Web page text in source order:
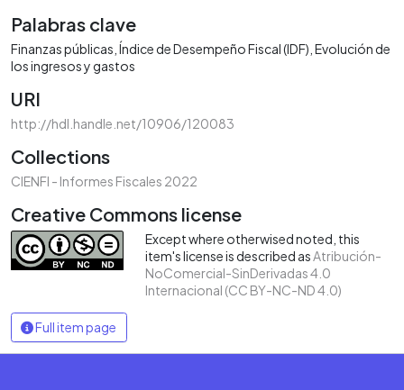
Palabras clave
Finanzas públicas Índice de Desempeño Fiscal (IDF) Evolución de
los ingresos y gastos
URI
http://hdl.handle.net/10906/120083
Collections
CIENFI - Informes Fiscales 2022
Creative Commons license
Except where otherwised noted, this
item's license is described asAtribución-
NoComercial-SinDerivadas 4.0
Internacional (CC BY-NC-ND 4.0)
Full item page